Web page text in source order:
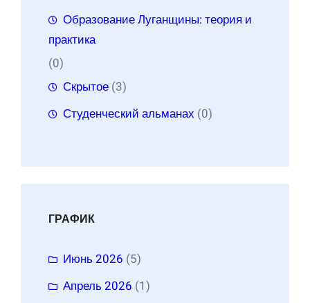
Образование Луганщины: теория и
практика
(0)
Скрытое (3)
Студенческий альманах (0)
ГРАФИК
Июнь 2026 (5)
Апрель 2026 (1)